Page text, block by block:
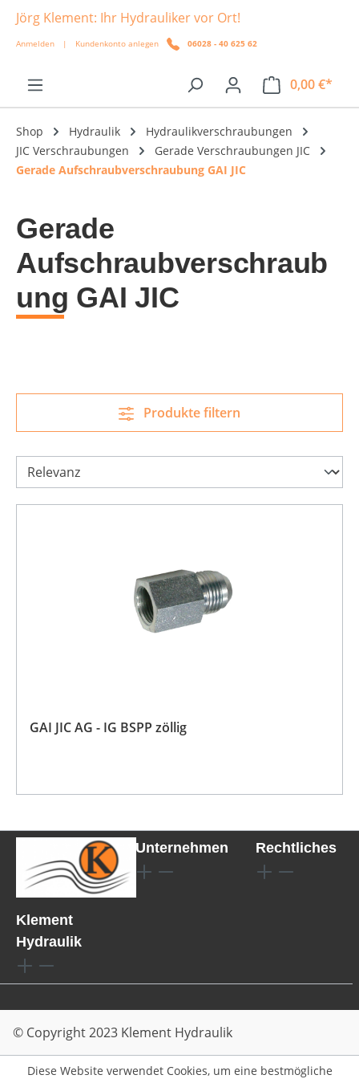
springen
Jörg Klement: Ihr Hydrauliker vor Ort!
Anmelden | Kundenkonto anlegen 06028 - 40 625 62
0,00 €*
Shop Hydraulik
Hydraulikverschraubungen
JIC Verschraubungen
Gerade Verschraubungen JIC
Gerade Aufschraubverschraubung GAI JIC
Gerade
Aufschraubverschraub
ung GAI JIC
Produkte filtern
GAI JIC AG - IG BSPP zöllig
Klement
Hydraulik
Unternehmen Rechtliches
© Copyright 2023 Klement Hydraulik
Diese Website verwendet Cookies, um eine bestmögliche